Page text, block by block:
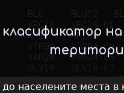
класификатор
населените места в